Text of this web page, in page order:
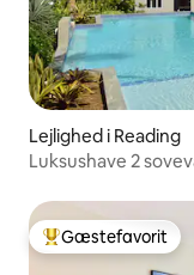
Lejlighed i Reading
Luksushave 2
Bedste gæstefavorit
Gæstefavorit